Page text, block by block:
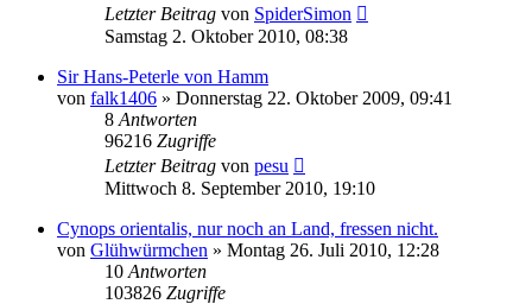
Letzter Beitrag von SpiderSimon
Samstag 2. Oktober 2010, 08:38
Sir Hans-Peterle von Hamm
von falk1406 » Donnerstag 22. Oktober 2009, 09:41
8 Antworten
96216 Zugriffe
Letzter Beitrag von pesu
Mittwoch 8. September 2010, 19:10
Cynops orientalis, nur noch an Land, fressen nicht.
von Glühwürmchen » Montag 26. Juli 2010, 12:28
10 Antworten
103826 Zugriffe